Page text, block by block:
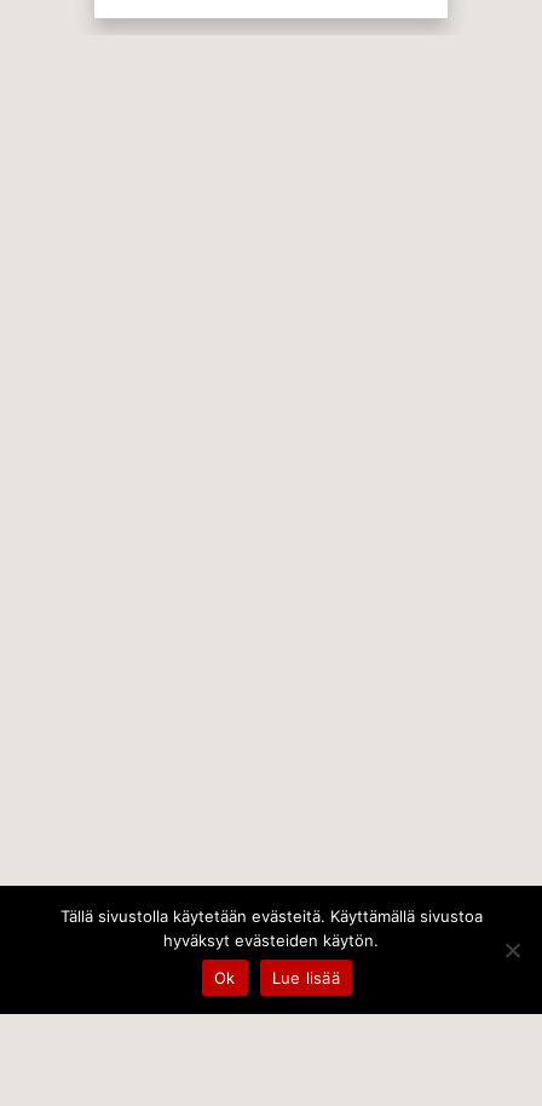
Tällä sivustolla käytetään evästeitä. Käyttämällä sivustoa
hyväksyt evästeiden käytön.
Ok
Lue lisää